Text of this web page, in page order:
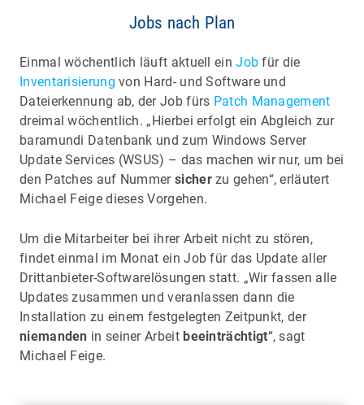
Jobs nach Plan
Einmal wöchentlich läuft aktuell einJob für die
Inventarisierung von Hard- und Software und
Dateierkennung ab, der Job fürs Patch Management
dreimal wöchentlich. „Hierbei erfolgt ein Abgleich zur
baramundi Datenbank und zum Windows Server
Update Services (WSUS) – das machen wir nur, um bei
den Patches auf Nummer sicherzu gehen“, erläutert
Michael Feige dieses Vorgehen.
Um die Mitarbeiter bei ihrer Arbeit nicht zu stören,
findet einmal im Monat ein Job für das Update aller
Drittanbieter-Softwarelösungen statt. „Wir fassen alle
Updates zusammen und veranlassen dann die
Installation zu einem festgelegten Zeitpunkt, der
niemanden in seiner Arbeit beeinträchtigt“, sagt
Michael Feige.